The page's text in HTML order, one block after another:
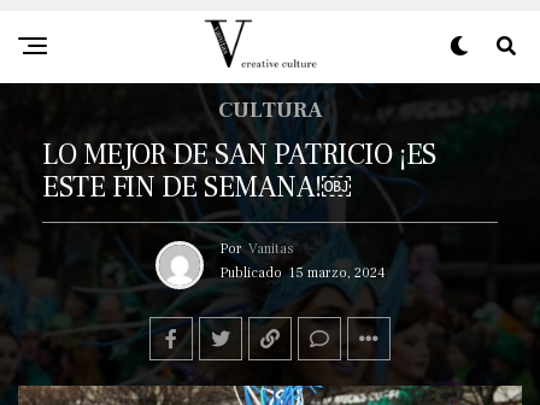
CULTURA
LO MEJOR DE SAN PATRICIO ¡ES
ESTE FIN DE SEMANA!￼
Por Vanitas
Publicado 15 marzo, 2024